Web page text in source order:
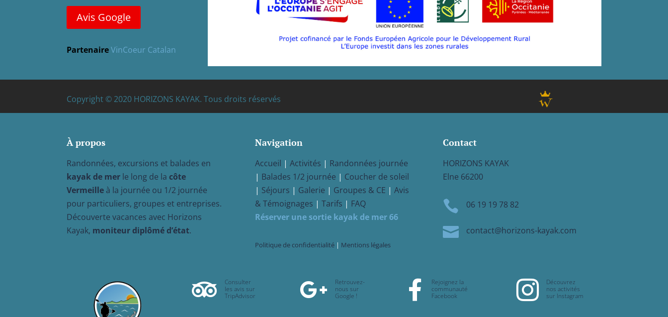
Avis Google
Partenaire VinCoeur Catalan
Copyright © 2020 HORIZONS KAYAK. Tous droits réservés
À propos
Randonnées, excursions et balades en
kayak de mer le long de la côte
Vermeille à la journée ou 1/2 journée
pour particuliers, groupes et entreprises.
Découverte vacances avec Horizons
Kayak, moniteur diplômé d’état.
Navigation
Accueil | Activités | Randonnées journée
| Balades 1/2 journée | Coucher de soleil
| Séjours | Galerie | Groupes & CE | Avis
& Témoignages | Tarifs | FAQ
Réserver une sortie kayak de mer 66
Politique de confidentialité| Mentions légales
Contact
HORIZONS KAYAK
Elne 66200
 06 19 19 78 82
 contact@horizons-kayak.com

Consulter
les avis sur
TripAdvisor

Retrouvez-
nous sur
Google !

Rejoignez la
communauté
Facebook

Découvrez
nos activités
sur Instagram